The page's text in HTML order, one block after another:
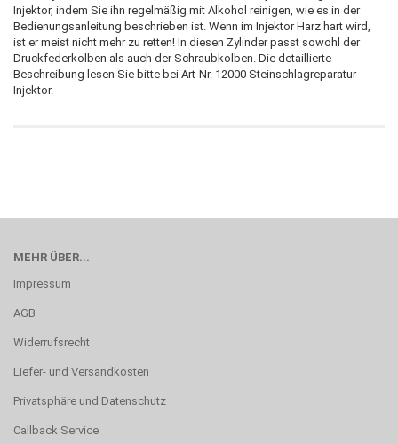
Injektor, indem Sie ihn regelmäßig mit Alkohol reinigen, wie es in der
Bedienungsanleitung beschrieben ist. Wenn im Injektor Harz hart wird,
ist er meist nicht mehr zu retten! In diesen Zylinder passt sowohl der
Druckfederkolben als auch der Schraubkolben. Die detaillierte
Beschreibung lesen Sie bitte bei Art-Nr. 12000 Steinschlagreparatur
Injektor.
MEHR ÜBER...
Impressum
AGB
Widerrufsrecht
Liefer- und Versandkosten
Privatsphäre und Datenschutz
Callback Service